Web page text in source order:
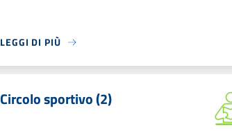
LEGGI DI PIÙ
Circolo sportivo (2)